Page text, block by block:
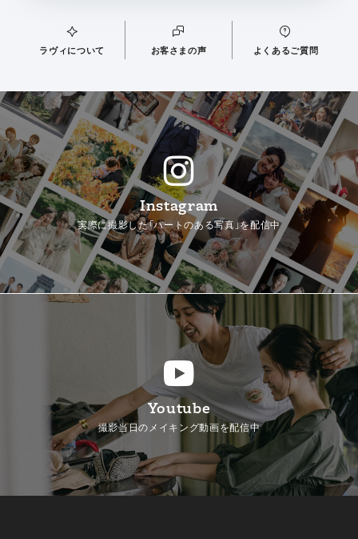
ラヴィについて お客さまの声 よくあるご質問
Instagram
実際に撮影した「ハートのある写真」を配信中
Youtube
撮影当日のメイキング動画を配信中